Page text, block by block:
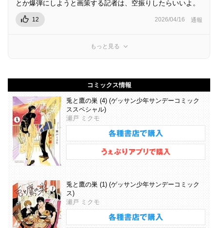
とか爆弾にしようと画策する記者は、空振りしたらいいよ。
12 2026/04/16 通報
もっと見る
コミックス情報
兎と鷹の巣 (4) (ゲッサン少年サンデーコミック
ススペシャル)
瀬戸 ミクモ
兎と鷹の巣 (1) (ゲッサン少年サンデーコミック
ス)
瀬戸 ミクモ